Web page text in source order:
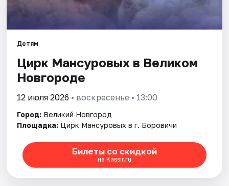
Детям
Цирк Мансуровых в Великом
Новгороде
12 июля 2026 • воскресенье • 13:00
Город: Великий Новгород
Площадка: Цирк Мансуровых в г. Боровичи
Билеты со скидкой
на Kassir.ru